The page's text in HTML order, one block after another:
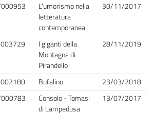
L'umorismo nella
letteratura
contemporanea
30/11/2017
I giganti della
Montagna di
Pirandello
28/11/2019
Bufalino
23/03/2018
Consolo - Tomasi
di Lampedusa
13/07/2017